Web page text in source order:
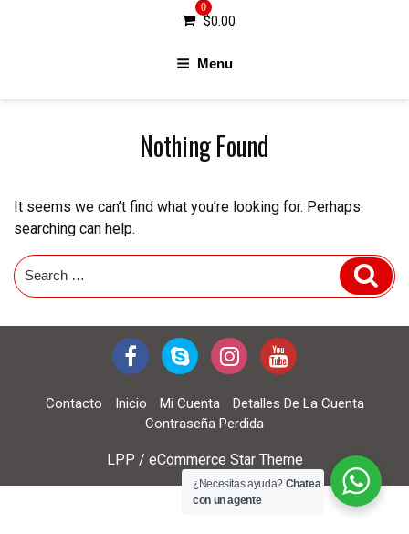
0
$0.00
Menu
Nothing Found
It seems we can’t find what you’re looking for. Perhaps
searching can help.
Search
for:
Contacto Inicio Mi Cuenta
Detalles De La Cuenta
Contraseña Perdida
LPP / eCommerce Star Theme
¿Necesitas ayuda? Chatea
con un agente